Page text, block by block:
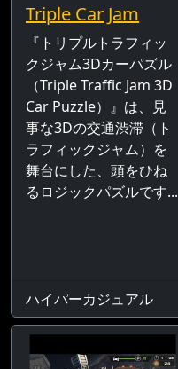
Triple Car Jam
『トリプルトラフィッ
クジャム3Dカーパズル
（Triple Traffic Jam 3D
Car Puzzle）』は、見
事な3Dの交通渋滞（ト
ラフィックジャム）を
舞台にした、頭をひね
るロジックパズルです...
ハイパーカジュアル